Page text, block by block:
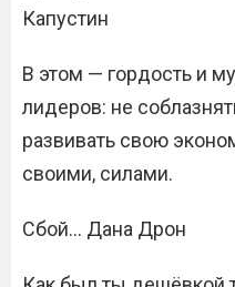
Капустин
В этом — гордость и
лидеров: не
развивать свою
своими, силами.
Сбой… Дана Дрон